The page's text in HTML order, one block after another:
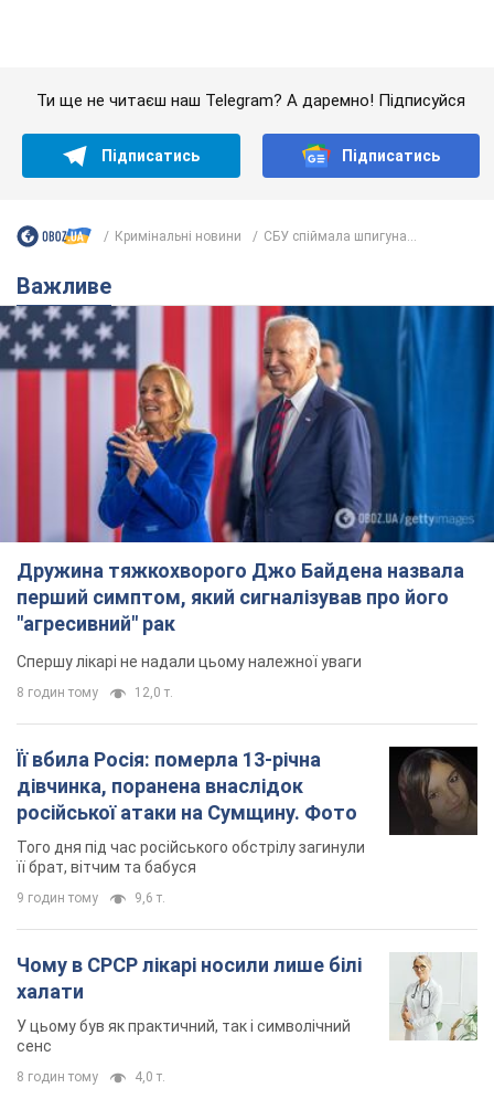
Дружина тяжкохворого Джо Байдена назвала
перший симптом, який сигналізував про його
"агресивний" рак
Спершу лікарі не надали цьому належної уваги
12,0 т.
Її вбила Росія: померла 13-річна
дівчинка, поранена внаслідок
російської атаки на Сумщину. Фото
Того дня під час російського обстрілу загинули
її брат, вітчим та бабуся
9 годин тому
Чому в СРСР лікарі носили лише білі
халати
сенс
8 годин тому 4,0 т.